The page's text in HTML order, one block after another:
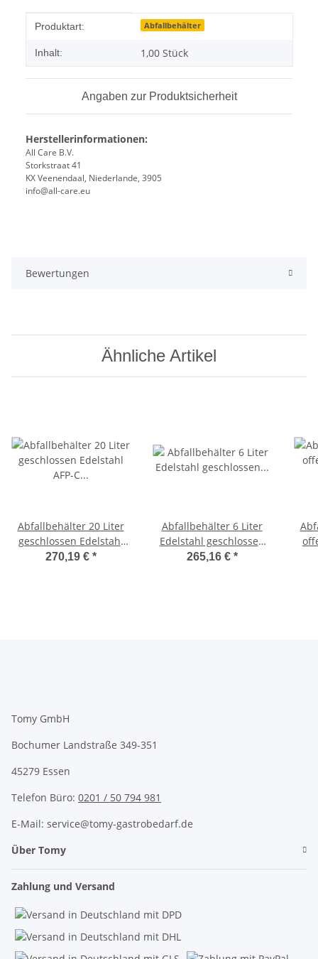
Produkteigenschaft
Wert
Produktart: Abfallbehälter
Inhalt: 1,00 Stück
Angaben zur Produktsicherheit
Herstellerinformationen:
All Care B.V.
Storkstraat 41
KX Veenendaal, Niederlande, 3905
info@all-care.eu
Bewertungen
Ähnliche Artikel
Abfallbehälter 20 Liter
geschlossen Edelstahl
AFP-C (AC SB 20 E)
270,19 € *
Abfallbehälter 6 Liter
Edelstahl geschlossen
(MQWB6E) (MediQo-line,
265,16 € *
Tomy GmbH
Bochumer Landstraße 349-351
45279 Essen
Telefon Büro: 0201 / 50 794 981
E-Mail: service@tomy-gastrobedarf.de
Über Tomy
Zahlung und Versand